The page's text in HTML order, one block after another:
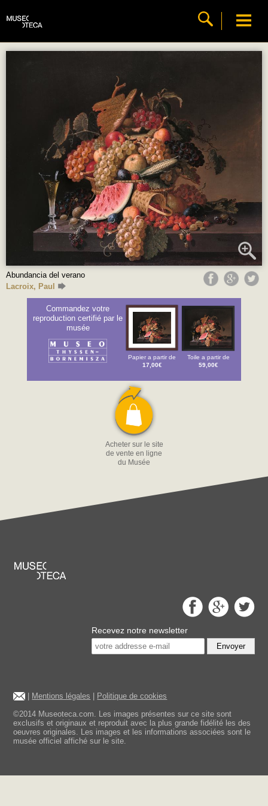
Abundancia del verano
Lacroix, Paul
Commandez votre
reproduction certifié par le
musée
Papier a partir de
17,00€
Toile a partir de
59,00€
Acheter sur le site
de vente en ligne
du Musée
Recevez notre newsletter
Envoyer
Mentions légales
Politique de cookies
©2014 Museoteca.com. Les images présentes sur ce site sont
exclusifs et originaux et reproduit avec la plus grande fidélité les des
oeuvres originales. Les images et les informations associées sont le
musée officiel affiché sur le site.